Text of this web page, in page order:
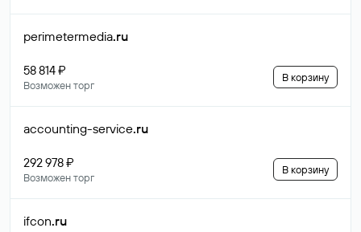
perimetermedia.ru
58 814 ₽
Возможен торг
В корзину
accounting-service.ru
292 978 ₽
Возможен торг
В корзину
ifcon.ru